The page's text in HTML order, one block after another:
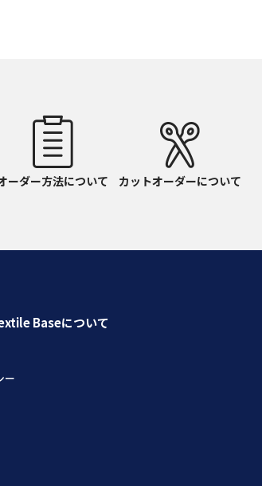
ーダー方法について カットオーダーについて
Baseについて
ー